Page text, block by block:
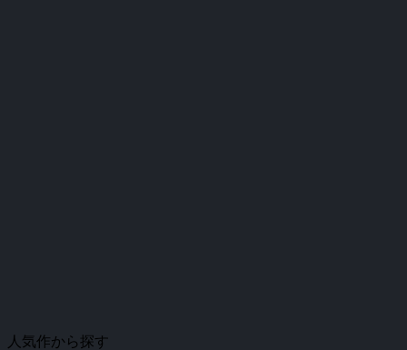
人気作から探す